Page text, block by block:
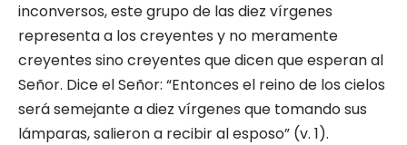
inconversos, este grupo de las diez vírgenes
representa a los creyentes y no meramente
creyentes sino creyentes que dicen que esperan al
Señor. Dice el Señor: “Entonces el reino de los cielos
será semejante a diez vírgenes que tomando sus
lámparas, salieron a recibir al esposo” (v. 1).